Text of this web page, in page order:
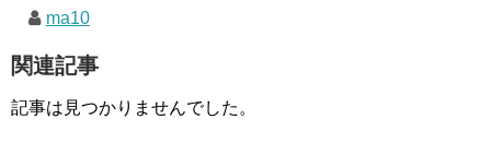
ma10
関連記事
記事は見つかりませんでした。